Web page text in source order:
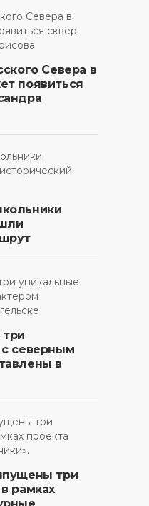
Севера в
появиться
северным
в
три
рамках